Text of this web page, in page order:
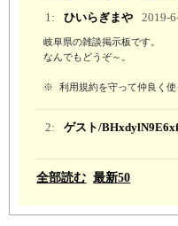
1: ひいらぎまや 2019-
岐阜県の雑談掲示板です。
なんでもどうぞ～。
※ 利用規約を守って仲良く使
2: ゲスト/
全部読む 最新50